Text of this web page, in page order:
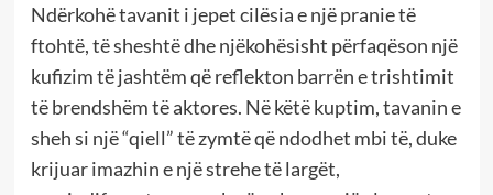
Ndërkohë tavanit i jepet cilësia e një pranie të
ftohtë, të sheshtë dhe njëkohësisht përfaqëson një
kufizim të jashtëm që reflekton barrën e trishtimit
të brendshëm të aktores. Në këtë kuptim, tavanin e
sheh si një “qiell” të zymtë që ndodhet mbi të, duke
krijuar imazhin e një strehe të largët,